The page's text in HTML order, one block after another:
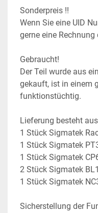
Sonderpreis !!
Wenn Sie eine UID
gerne eine
Gebraucht!
Der Teil wurde aus
gekauft, ist in einem
funktionstüchtig.
Lieferung besteht
1 Stück Sigmatek
1 Stück Sigmatek
1 Stück Sigmatek
2 Stück Sigmatek
1 Stück Sigmatek
Sicherstellung der